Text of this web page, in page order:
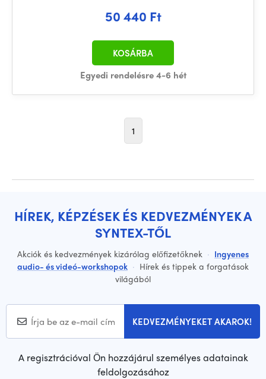
50 440 Ft
Egyedi rendelésre 4-6 hét
KOSÁRBA
1
HÍREK, KÉPZÉSEK ÉS KEDVEZMÉNYEK A
SYNTEX-TŐL
Akciók és kedvezmények kizárólag előfizetőknek · Ingyenes
audio- és videó-workshopok · Hírek és tippek a forgatások
világából
KEDVEZMÉNYEKET AKAROK!
A regisztrációval Ön hozzájárul személyes adatainak
feldolgozásához